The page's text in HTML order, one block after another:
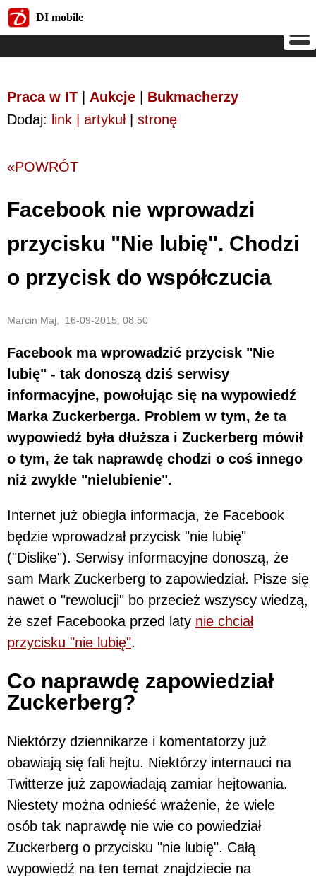
DI mobile
Praca w IT Aukcje
Bukmacherzy
Dodaj: link | artykuł| stronę
«POWRÓT
Facebook nie wprowadzi
przycisku "Nie lubię". Chodzi
o przycisk do współczucia
Marcin Maj, 16-09-2015, 08:50
Facebook ma wprowadzić przycisk "Nie
lubię" - tak donoszą dziś serwisy
informacyjne, powołując się na wypowiedź
Marka Zuckerberga. Problem w tym, że ta
wypowiedź była dłuższa i Zuckerberg mówił
o tym, że tak naprawdę chodzi o coś innego
niż zwykłe "nielubienie".
Internet już obiegła informacja, że Facebook
będzie wprowadzał przycisk "nie lubię"
("Dislike"). Serwisy informacyjne donoszą, że
sam Mark Zuckerberg to zapowiedział. Pisze się
nawet o "rewolucji" bo przecież wszyscy wiedzą,
że szef Facebooka przed laty nie chciał
przycisku "nie lubię".
Co naprawdę zapowiedział
Zuckerberg?
Niektórzy dziennikarze i komentatorzy już
obawiają się fali hejtu. Niektórzy internauci na
Twitterze już zapowiadają zamiar hejtowania.
Niestety można odnieść wrażenie, że wiele
osób tak naprawdę nie wie co powiedział
Zuckerberg o przycisku "nie lubię". Całą
wypowiedź na ten temat znajdziecie na
DI mobile